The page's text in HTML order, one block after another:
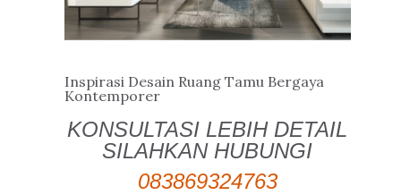
Inspirasi Desain Ruang Tamu Bergaya
Kontemporer
KONSULTASI LEBIH DETAIL
SILAHKAN HUBUNGI
083869324763